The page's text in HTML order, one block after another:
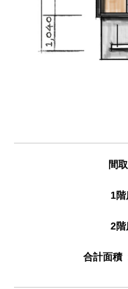
間
1階
2階
合計面積